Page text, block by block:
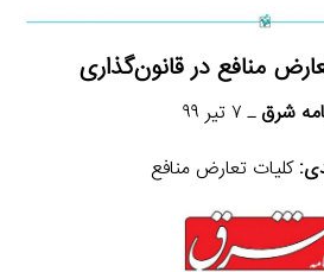
منافع در قانون‌گذاری
شرق‏ـ ۷ تیر ۹۹
کلیات تعارض منافع